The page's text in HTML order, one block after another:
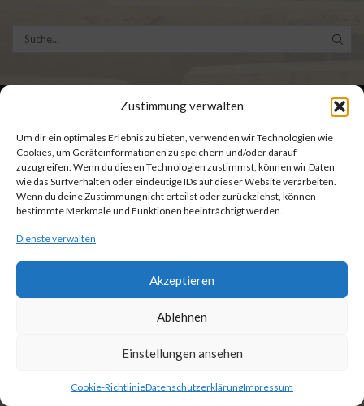
Zustimmung verwalten
Um dir ein optimales Erlebnis zu bieten, verwenden wir Technologien wie
Cookies, um Geräteinformationen zu speichern und/oder darauf
zuzugreifen. Wenn du diesen Technologien zustimmst, können wir Daten
wie das Surfverhalten oder eindeutige IDs auf dieser Website verarbeiten.
Wenn du deine Zustimmung nicht erteilst oder zurückziehst, können
bestimmte Merkmale und Funktionen beeinträchtigt werden.
Dienste verwalten
Akzeptieren
Ablehnen
Einstellungen ansehen
Cookie-RichtlinieDatenschutzerklärungImpressum
Copyright © 2025 EVK-Hoppe.de
SOCIAL LINKS
Shop Wunschliste